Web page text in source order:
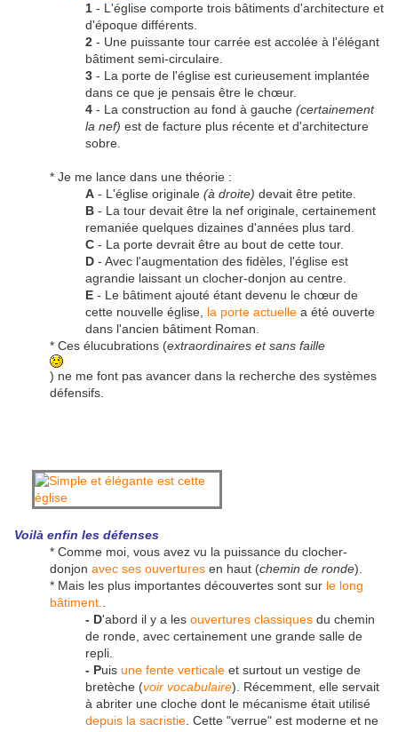
1 - L'église comporte trois bâtiments d'architecture et
d'époque différents.
2 - Une puissante tour carrée est accolée à l'élégant
bâtiment semi-circulaire.
3 - La porte de l'église est curieusement implantée
dans ce que je pensais être le chœur.
4 - La construction au fond à gauche (certainement
la nef) est de facture plus récente et d'architecture
sobre.
* Je me lance dans une théorie :
A - L'église originale (à droite) devait être petite.
B - La tour devait être la nef originale, certainement
remaniée quelques dizaines d'années plus tard.
C - La porte devrait être au bout de cette tour.
D - Avec l'augmentation des fidèles, l'église est
agrandie laissant un clocher-donjon au centre.
E - Le bâtiment ajouté étant devenu le chœur de
cette nouvelle église, la porte actuelle a été ouverte
dans l'ancien bâtiment Roman.
* Ces élucubrations (extraordinaires et sans faille
) ne me font pas avancer dans la recherche des systèmes
défensifs.
Voilà enfin les défenses
* Comme moi, vous avez vu la puissance du clocher-
donjon avec ses ouvertures en haut (chemin de ronde).
* Mais les plus importantes découvertes sont sur le long
bâtiment.
- D'abord il y a les ouvertures classiques du chemin
de ronde, avec certainement une grande salle de
repli.
- Puis une fente verticale et surtout un vestige de
bretèche (voir vocabulaire). Récemment, elle servait
à abriter une cloche dont le mécanisme était utilisé
depuis la sacristie . Cette "verrue" est moderne et ne